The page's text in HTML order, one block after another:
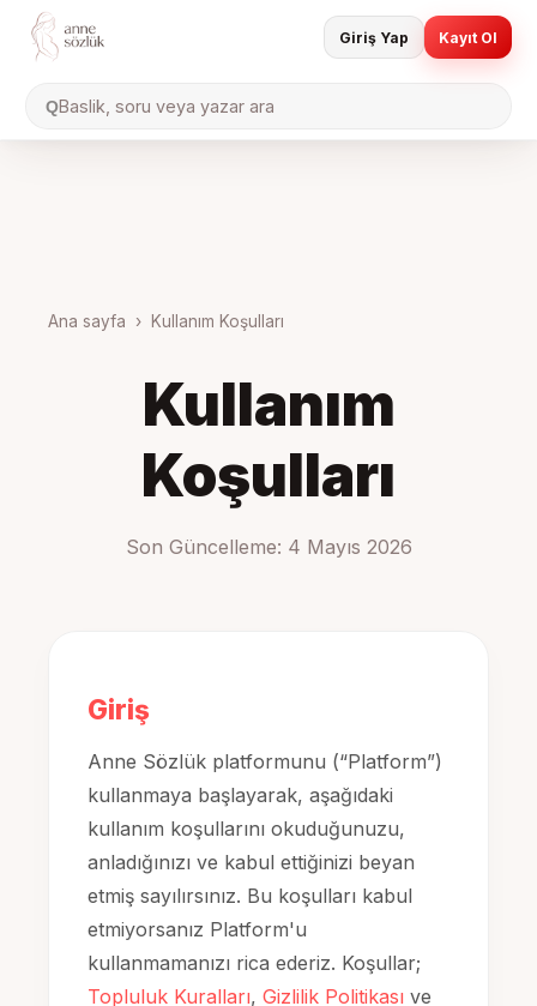
QBaslik, soru veya yazar ara
Giriş Yap Kayıt Ol
Ana sayfa › Kullanım Koşulları
Kullanım
Koşulları
Son Güncelleme: 4 Mayıs 2026
Giriş
Anne Sözlük platformunu (“Platform”)
kullanmaya başlayarak, aşağıdaki
kullanım koşullarını okuduğunuzu,
anladığınızı ve kabul ettiğinizi beyan
etmiş sayılırsınız. Bu koşulları kabul
etmiyorsanız Platform'u
kullanmamanızı rica ederiz. Koşullar;
Topluluk Kuralları, Gizlilik Politikası ve